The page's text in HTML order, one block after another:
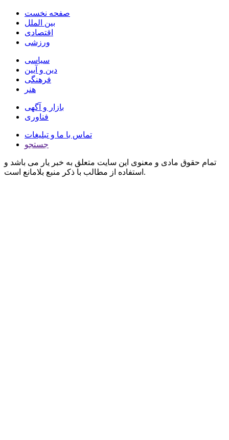
صفحه نخست
بین الملل
اقتصادی
ورزشی
سیاسی
دین و آیین
فرهنگی
هنر
بازار و آگهی
فناوری
تماس با ما و تبلیغات
جستجو
تمام حقوق مادی و معنوی این سایت متعلق به خبر یار می باشد و
استفاده از مطالب با ذکر منبع بلامانع است.